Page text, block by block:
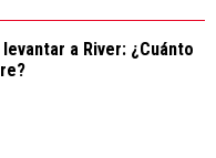
a River: ¿Cuánto